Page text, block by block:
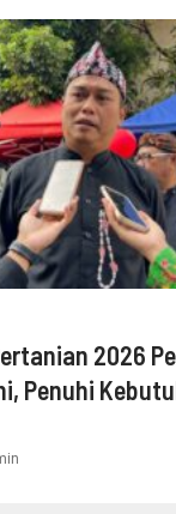
2026
Penuhi